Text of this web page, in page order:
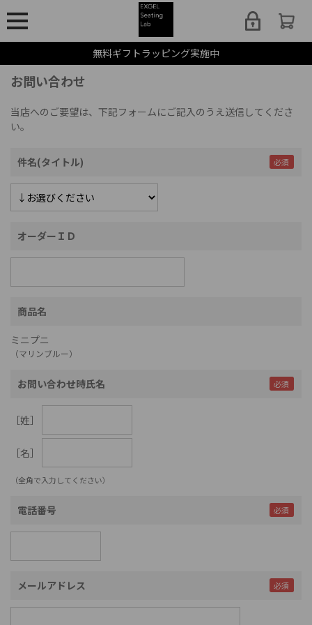
無料ギフトラッピング実施中
お問い合わせ
当店へのご要望は、下記フォームにご記入のうえ送信してくださ
い。
件名(タイトル)
オーダーＩＤ
商品名
ミニプニ
（マリンブルー）
お問い合わせ時氏名
［姓］
［名］
（全角で入力してください）
電話番号
メールアドレス